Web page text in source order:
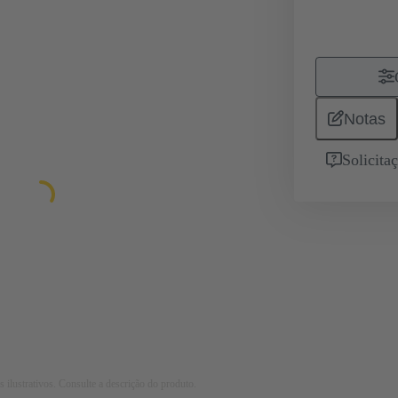
Notas